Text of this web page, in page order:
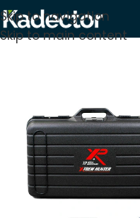
Skip to navigation
Skip to main content